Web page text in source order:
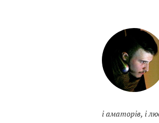
і аматорів, і